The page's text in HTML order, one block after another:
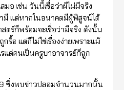
มอ เช่น วันนี้เชื่อว่าผีไม่มีจริง
มี แต่หากในอนาคตมีผู้พิสูจน์ได้
ตร์ก็พร้อมจะเชื่อว่ามีจริง ดังนั้น
รื้อ แต่ก็ไม่ใช่เรื่องง่ายเพราะแม้
รแต่คนเป็นครูบาอาจารย์ก็ถูก
ซึ่งพบข่าวปลอมจำนวนมากนั้น